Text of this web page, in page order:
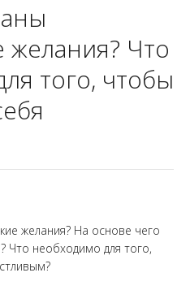
желания? Что
того, чтобы
желания? На основе чего
Что необходимо для того,